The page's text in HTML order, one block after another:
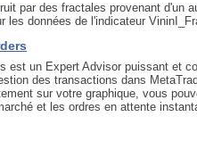
par des fractales provenant d'un
les données de l'indicateur
est un Expert Advisor puissant et
des transactions dans
sur votre graphique, vous
et les ordres en attente